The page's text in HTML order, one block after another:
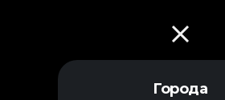
Города